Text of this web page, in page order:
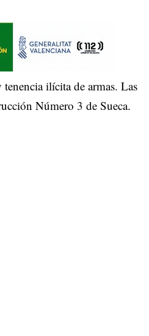
ilícita de armas. Las
Número 3 de Sueca.